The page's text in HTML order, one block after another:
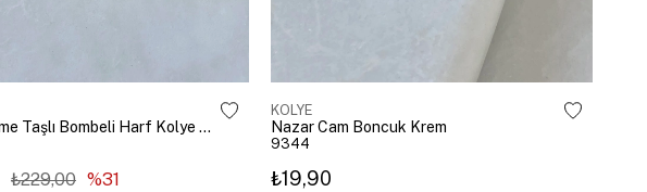
Çelik Gömme Taşlı Bombeli Harf Kolye Gümüş
₺229,00 %31
KOLYE
Nazar Cam Boncuk Krem
9344
₺19,90